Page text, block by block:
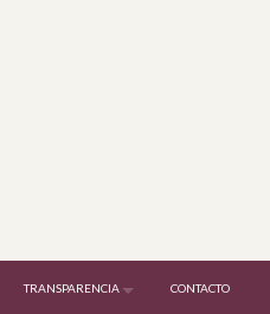
TRANSPARENCIA CONTACTO